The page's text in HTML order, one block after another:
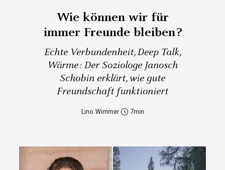
Wie können wir für
immer Freunde bleiben?
Echte Verbundenheit, Deep Talk,
Wärme: Der Soziologe Janosch
Schobin erklärt, wie gute
Freundschaft funktioniert
Lino Wimmer 7